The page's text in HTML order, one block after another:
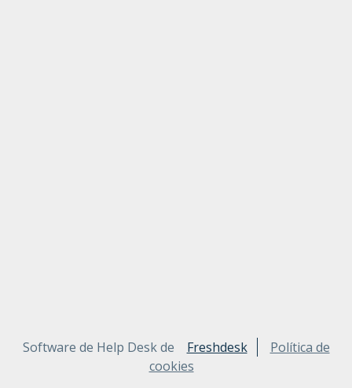
Software de Help Desk de Freshdesk
Política de
cookies